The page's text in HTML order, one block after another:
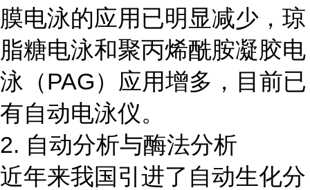
膜电泳的应用已明显减少，琼
脂糖电泳和聚丙烯酰胺凝胶电
泳（PAG）应用增多，目前已
有自动电泳仪。
2. 自动分析与酶法分析
近年来我国引进了自动生化分